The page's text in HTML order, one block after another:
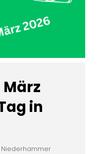
März
in
Niederhammer